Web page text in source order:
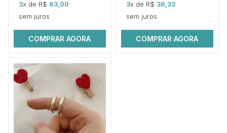
3x de R$ 63,00
sem juros
COMPRAR AGORA
3x de R$ 36,33
sem juros
COMPRAR AGORA